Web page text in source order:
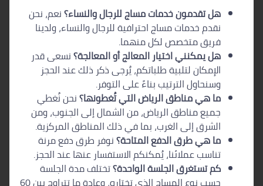
هل تقدمون خدمات مساج للرجال والنساء؟نعم، نحن
نقدم خدمات مساج احترافية للرجال والنساء، ولدينا
فريق متخصص لكل منهما.
هل يمكنني اختيار المعالج أو المعالجة؟نسعى قدر
الإمكان لتلبية طلباتكم، يُرجى ذكر ذلك عند الحجز
وسنحاول الترتيب بناءً على التوفر.
ما هي مناطق الرياض التي تُغطونها؟نحن نُغطي
جميع مناطق الرياض، من الشمال إلى الجنوب، ومن
الشرق إلى الغرب، بما في ذلك المناطق المركزية.
ما هي طرق الدفع المتاحة؟نوفر طرق دفع مرنة
تناسب عملائنا، يُمكنكم الاستفسار عنها عند الحجز.
كم تستغرق الجلسة الواحدة؟تختلف مدة الجلسة